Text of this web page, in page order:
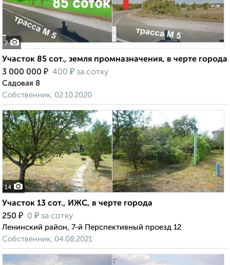
7
Участок 85 сот., земля промназначения, в черте города
3 000 000 ₽ 400 ₽ за сотку
Садовая 8
Собственник, 02.10.2020
14
Участок 13 сот., ИЖС, в черте города
250 ₽ 0 ₽ за сотку
Ленинский район, 7-й Перспективный проезд 12
Собственник, 04.08.2021